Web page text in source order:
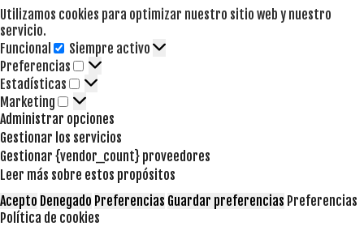
Utilizamos cookies para optimizar nuestro sitio web y nuestro
servicio.
Funcional
Funcional
Siempre activo
Preferencias
Preferencias
Estadísticas Estadísticas
Marketing Marketing
Administrar opciones
Gestionar los servicios
Gestionar {vendor_count} proveedores
Leer más sobre estos propósitos
Acepto Denegado Preferencias Guardar preferencias Preferencias
Política de cookies